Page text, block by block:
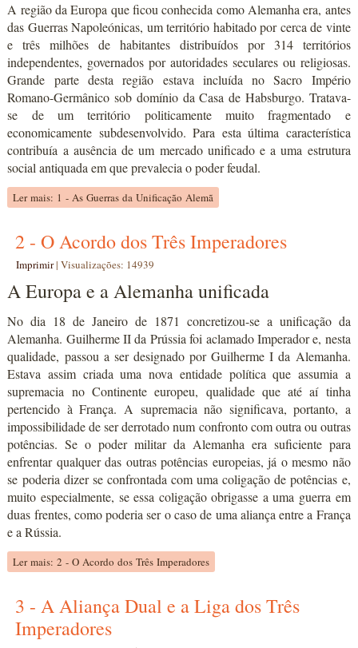
A região da Europa que ficou conhecida como Alemanha era, antes
das Guerras Napoleónicas, um território habitado por cerca de vinte
e três milhões de habitantes distribuídos por 314 territórios
independentes, governados por autoridades seculares ou religiosas.
Grande parte desta região estava incluída no Sacro Império
Romano-Germânico sob domínio da Casa de Habsburgo. Tratava-
se de um território politicamente muito fragmentado e
economicamente subdesenvolvido. Para esta última característica
contribuía a ausência de um mercado unificado e a uma estrutura
social antiquada em que prevalecia o poder feudal.
Ler mais: 1 - As Guerras da Unificação Alemã
2 - O Acordo dos Três Imperadores
Imprimir|Visualizações: 14939
A Europa e a Alemanha unificada
No dia 18 de Janeiro de 1871 concretizou-se a unificação da
Alemanha. Guilherme II da Prússia foi aclamado Imperador e, nesta
qualidade, passou a ser designado por Guilherme I da Alemanha.
Estava assim criada uma nova entidade política que assumia a
supremacia no Continente europeu, qualidade que até aí tinha
pertencido à França. A supremacia não significava, portanto, a
impossibilidade de ser derrotado num confronto com outra ou outras
potências. Se o poder militar da Alemanha era suficiente para
enfrentar qualquer das outras potências europeias, já o mesmo não
se poderia dizer se confrontada com uma coligação de potências e,
muito especialmente, se essa coligação obrigasse a uma guerra em
duas frentes, como poderia ser o caso de uma aliança entre a França
e a Rússia.
Ler mais: 2 - O Acordo dos Três Imperadores
3 - A Aliança Dual e a Liga dos Três
Imperadores